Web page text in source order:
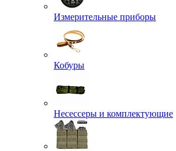
Измерительные приборы
Кобуры
Несессеры и комплектующие